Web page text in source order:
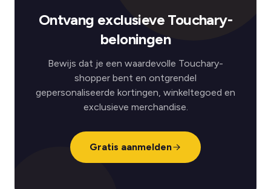
Ontvang exclusieve Touchary-
beloningen
Bewijs dat je een waardevolle Touchary-
shopper bent en ontgrendel
gepersonaliseerde kortingen, winkeltegoed en
exclusieve merchandise.
Gratis aanmelden